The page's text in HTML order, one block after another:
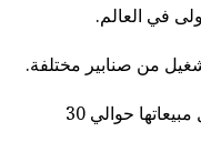
في العالم.
من صنابير مختلفة.
• أكبر عجلة فيريس في لندن. يستمر كل مبيعاتها حوالي 30